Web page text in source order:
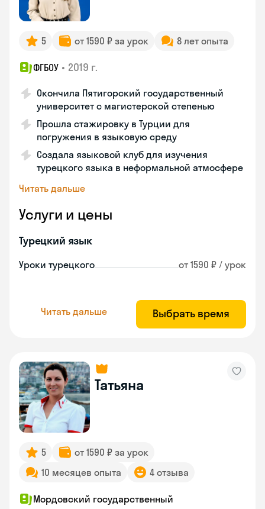
5 от 1590 ₽ за урок 8 лет опыта
ФГБОУ • 2019 г.
Окончила Пятигорский государственный
университет с магистерской степенью
Прошла стажировку в Турции для
погружения в языковую среду
Создала языковой клуб для изучения
турецкого языка в неформальной атмосфере
Читать дальше
Услуги и цены
Турецкий язык
Уроки турецкого от 1590 ₽ / урок
Читать дальше Выбрать время
Татьяна
5
от 1590 ₽ за урок
10 месяцев опыта
4 отзыва
Мордовский государственный